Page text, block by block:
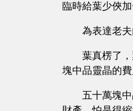
臨時給葉少俠加
為表達老
葉真楞了
塊中品靈晶的費
五十萬塊